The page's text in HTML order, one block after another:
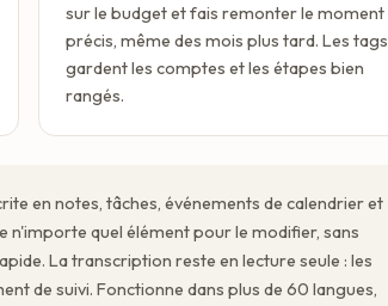
sur le budget et fais remonter le moment
précis, même des mois plus tard. Les tags
gardent les comptes et les étapes bien
rangés.
en notes, tâches, événements de calendrier et
n'importe quel élément pour le modifier, sans
La transcription reste en lecture seule : les
de suivi. Fonctionne dans plus de 60 langues,